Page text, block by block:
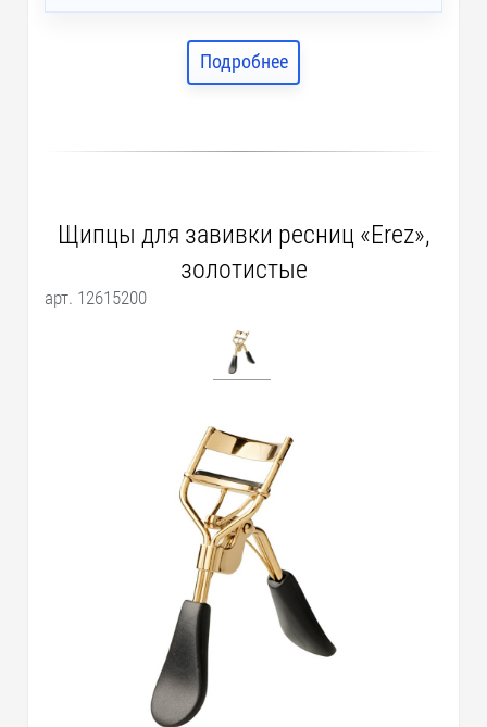
Подробнее
Щипцы для завивки ресниц «Erez»,
золотистые
арт. 12615200